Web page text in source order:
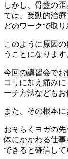
しかし、骨盤の
ては、受動的治
どのワークで取
このように原因
うことになります
今回の講習会で
コリに加え痛み
ーチ方法などもお
また、その根本
おそらくヨガの
体にかかわる仕
できると確信して